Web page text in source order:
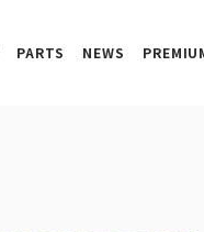
PARTS NEWS